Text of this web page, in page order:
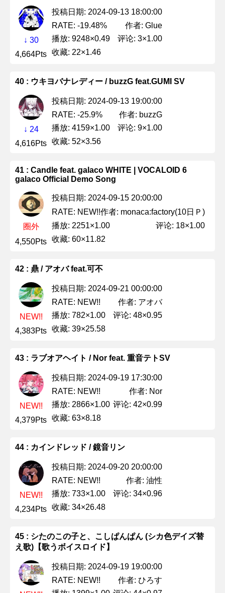
↓ 30
4,664Pts
投稿日期: 2024-09-13 18:00:00
RATE: -19.48%
作者: Glue
播放: 9248×0.49
评论: 3×1.00
收藏: 22×1.46
40 : ウキヨバナレディー / buzzG feat.GUMI SV
↓ 24
4,616Pts
投稿日期: 2024-09-13 19:00:00
RATE: -25.9%
作者: buzzG
播放: 4159×1.00
评论: 9×1.00
收藏: 52×3.56
41 : Candle feat. galaco WHITE | VOCALOID 6
galaco Official Demo Song
圈外
4,550Pts
投稿日期: 2024-09-15 20:00:00
RATE: NEW!!作者: monaca:factory(10日Ｐ)
播放: 2251×1.00
评论: 18×1.00
收藏: 60×11.82
42 : 鼎 / アオバ feat.可不
NEW!!
4,383Pts
投稿日期: 2024-09-21 00:00:00
RATE: NEW!!
作者: アオバ
播放: 782×1.00
评论: 48×0.95
收藏: 39×25.58
43 : ラブオアヘイト / Nor feat. 重音テトSV
NEW!!
4,379Pts
投稿日期: 2024-09-19 17:30:00
RATE: NEW!!
作者: Nor
播放: 2866×1.00 评论: 42×0.99
收藏: 63×8.18
44 : カインドレッド / 鏡音リン
NEW!!
4,234Pts
投稿日期: 2024-09-20 20:00:00
RATE: NEW!!
作者: 油性
播放: 733×1.00
评论: 34×0.96
收藏: 34×26.48
45 : シたのこの子と、こしぱんぱん (シカ色デイズ替
え歌)【歌うボイスロイド】
投稿日期: 2024-09-19 19:00:00
RATE: NEW!!
作者: ひろす